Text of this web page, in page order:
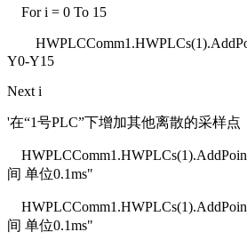
For i = 0 To 15
Y0-Y15
Next i
'在“1号PLC”下增加其他离散的采样点
间 单位0.1ms"
间 单位0.1ms"